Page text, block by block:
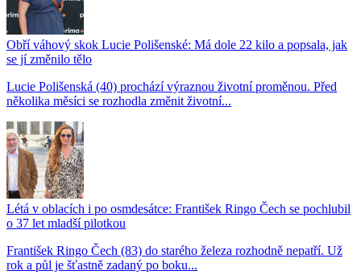
Obří váhový skok Lucie Polišenské: Má dole 22 kilo a popsala, jak
se jí změnilo tělo
Lucie Polišenská (40) prochází výraznou životní proměnou. Před
několika měsíci se rozhodla změnit životní...
Létá v oblacích i po osmdesátce: František Ringo Čech se pochlubil
o 37 let mladší pilotkou
František Ringo Čech (83) do starého železa rozhodně nepatří. Už
rok a půl je šťastně zadaný po boku...